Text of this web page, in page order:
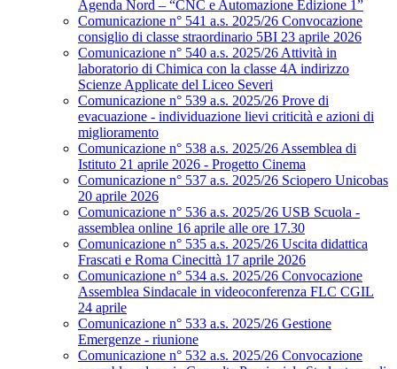
Agenda Nord – “CNC e Automazione Edizione 1”
Comunicazione n° 541 a.s. 2025/26 Convocazione
consiglio di classe straordinario 5BI 23 aprile 2026
Comunicazione n° 540 a.s. 2025/26 Attività in
laboratorio di Chimica con la classe 4A indirizzo
Scienze Applicate del Liceo Severi
Comunicazione n° 539 a.s. 2025/26 Prove di
evacuazione - individuazione lievi criticità e azioni di
miglioramento
Comunicazione n° 538 a.s. 2025/26 Assemblea di
Istituto 21 aprile 2026 - Progetto Cinema
Comunicazione n° 537 a.s. 2025/26 Sciopero Unicobas
20 aprile 2026
Comunicazione n° 536 a.s. 2025/26 USB Scuola -
assemblea online 16 aprile alle ore 17.30
Comunicazione n° 535 a.s. 2025/26 Uscita didattica
Frascati e Roma Cinecittà 17 aprile 2026
Comunicazione n° 534 a.s. 2025/26 Convocazione
Assemblea Sindacale in videoconferenza FLC CGIL
24 aprile
Comunicazione n° 533 a.s. 2025/26 Gestione
Emergenze - riunione
Comunicazione n° 532 a.s. 2025/26 Convocazione